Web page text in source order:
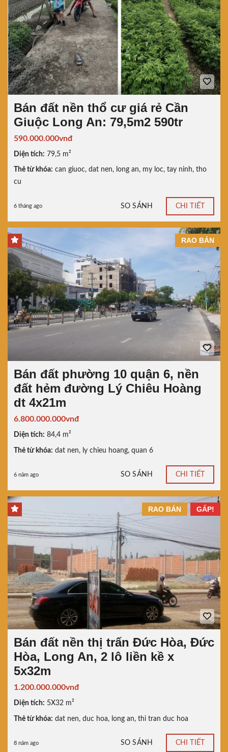
Bán đất nền thổ cư giá rẻ Cần
Giuộc Long An: 79,5m2 590tr
590.000.000vnđ
Diện tích: 79,5 m²
Thẻ từ khóa: can giuoc, dat nen, long an, my loc, tay ninh, tho
cu
6 tháng ago SO SÁNH CHI TIẾT
RAO BÁN
Bán đất phường 10 quận 6, nền
đất hẻm đường Lý Chiêu Hoàng
dt 4x21m
6.800.000.000vnđ
Diện tích: 84,4 m²
Thẻ từ khóa: dat nen, ly chieu hoang, quan 6
6 năm ago SO SÁNH CHI TIẾT
GẤP!
RAO BÁN
Bán đất nền thị trấn Đức Hòa, Đức
Hòa, Long An, 2 lô liền kề x
5x32m
1.200.000.000vnđ
Diện tích: 5X32 m²
Thẻ từ khóa: dat nen, duc hoa, long an, thi tran duc hoa
8 năm ago SO SÁNH CHI TIẾT